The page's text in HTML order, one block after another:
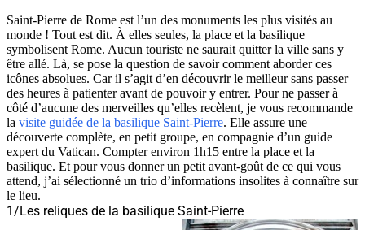
Saint-Pierre de Rome est l’un des monuments les plus visités au
monde ! Tout est dit. À elles seules, la place et la basilique
symbolisent Rome. Aucun touriste ne saurait quitter la ville sans y
être allé. Là, se pose la question de savoir comment aborder ces
icônes absolues. Car il s’agit d’en découvrir le meilleur sans passer
des heures à patienter avant de pouvoir y entrer. Pour ne passer à
côté d’aucune des merveilles qu’elles recèlent, je vous recommande
la visite guidée de la basilique Saint-Pierre. Elle assure une
découverte complète, en petit groupe, en compagnie d’un guide
expert du Vatican. Compter environ 1h15 entre la place et la
basilique. Et pour vous donner un petit avant-goût de ce qui vous
attend, j’ai sélectionné un trio d’informations insolites à connaître sur
le lieu.
1/Les reliques de la basilique Saint-Pierre